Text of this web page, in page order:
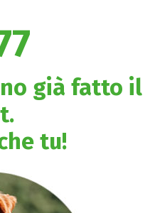
già fatto il
tu!